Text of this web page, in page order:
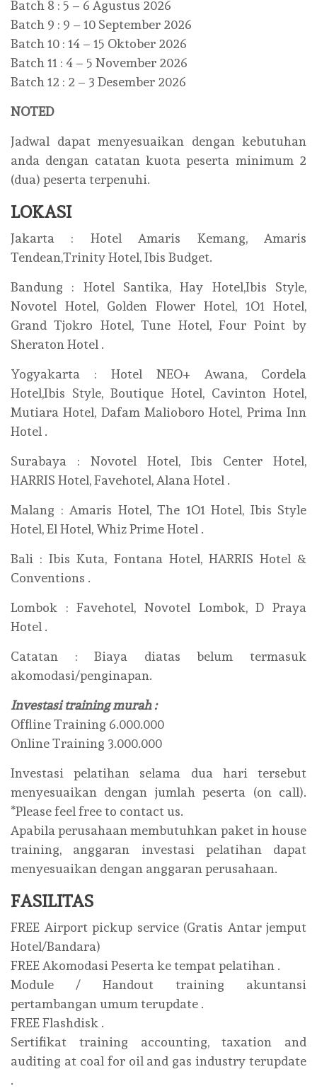
Batch 8 : 5 – 6 Agustus 2026
Batch 9 : 9 – 10 September 2026
Batch 10 : 14 – 15 Oktober 2026
Batch 11 : 4 – 5 November 2026
Batch 12 : 2 – 3 Desember 2026
NOTED
Jadwal dapat menyesuaikan dengan kebutuhan
anda dengan catatan kuota peserta minimum 2
(dua) peserta terpenuhi.
LOKASI
Jakarta : Hotel Amaris Kemang, Amaris
Tendean,Trinity Hotel, Ibis Budget.
Bandung : Hotel Santika, Hay Hotel,Ibis Style,
Novotel Hotel, Golden Flower Hotel, 1O1 Hotel,
Grand Tjokro Hotel, Tune Hotel, Four Point by
Sheraton Hotel .
Yogyakarta : Hotel NEO+ Awana, Cordela
Hotel,Ibis Style, Boutique Hotel, Cavinton Hotel,
Mutiara Hotel, Dafam Malioboro Hotel, Prima Inn
Hotel .
Surabaya : Novotel Hotel, Ibis Center Hotel,
HARRIS Hotel, Favehotel, Alana Hotel .
Malang : Amaris Hotel, The 1O1 Hotel, Ibis Style
Hotel, El Hotel, Whiz Prime Hotel .
Bali : Ibis Kuta, Fontana Hotel, HARRIS Hotel &
Conventions .
Lombok : Favehotel, Novotel Lombok, D Praya
Hotel .
Catatan : Biaya diatas belum termasuk
akomodasi/penginapan.
Investasi training murah :
Offline Training 6.000.000
Online Training 3.000.000
Investasi pelatihan selama dua hari tersebut
menyesuaikan dengan jumlah peserta (on call).
*Please feel free to contact us.
Apabila perusahaan membutuhkan paket in house
training, anggaran investasi pelatihan dapat
menyesuaikan dengan anggaran perusahaan.
FASILITAS
FREE Airport pickup service (Gratis Antar jemput
Hotel/Bandara)
FREE Akomodasi Peserta ke tempat pelatihan .
Module / Handout training akuntansi
pertambangan umum terupdate .
FREE Flashdisk .
Sertifikat training accounting, taxation and
auditing at coal for oil and gas industry terupdate
.